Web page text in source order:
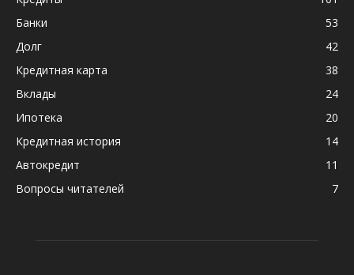
Банки
53
Долг
42
Кредитная карта
38
Вклады
24
Ипотека
20
Кредитная история
14
Автокредит
11
Вопросы читателей
7